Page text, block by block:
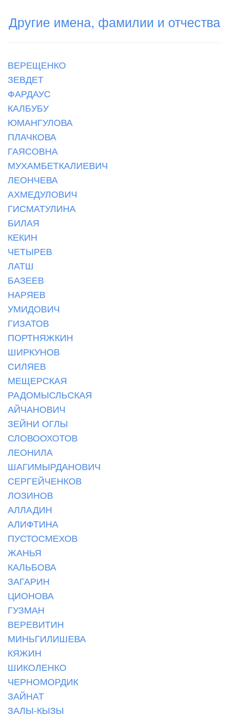
Другие имена, фамилии и отчества
ВЕРЕЩЕНКО
ЗЕВДЕТ
ФАРДАУС
КАЛБУБУ
ЮМАНГУЛОВА
ПЛАЧКОВА
ГАЯСОВНА
МУХАМБЕТКАЛИЕВИЧ
ЛЕОНЧЕВА
АХМЕДУЛОВИЧ
ГИСМАТУЛИНА
БИЛАЯ
КЕКИН
ЧЕТЫРЕВ
ЛАТШ
БАЗЕЕВ
НАРЯЕВ
УМИДОВИЧ
ГИЗАТОВ
ПОРТНЯЖКИН
ШИРКУНОВ
СИЛЯЕВ
МЕЩЕРСКАЯ
РАДОМЫСЛЬСКАЯ
АЙЧАНОВИЧ
ЗЕЙНИ ОГЛЫ
СЛОВООХОТОВ
ЛЕОНИЛА
ШАГИМЫРДАНОВИЧ
СЕРГЕЙЧЕНКОВ
ЛОЗИНОВ
АЛЛАДИН
АЛИФТИНА
ПУСТОСМЕХОВ
ЖАНЬЯ
КАЛЬБОВА
ЗАГАРИН
ЦИОНОВА
ГУЗМАН
ВЕРЕВИТИН
МИНЬГИЛИШЕВА
КЯЖИН
ШИКОЛЕНКО
ЧЕРНОМОРДИК
ЗАЙНАТ
ЗАЛЫ-КЫЗЫ